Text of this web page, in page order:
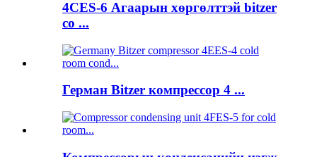
4CES-6 Агаарын хөргөлттэй bitzer
co ...
Герман Bitzer компрессор 4 ...